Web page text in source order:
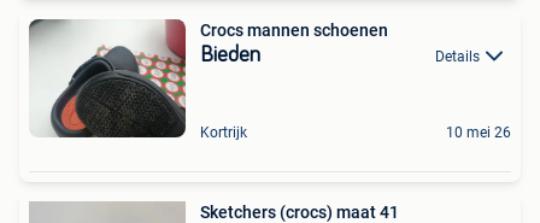
Crocs mannen schoenen
Bieden Details
Kortrijk 10 mei 26
Sketchers (crocs) maat 41